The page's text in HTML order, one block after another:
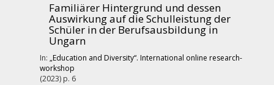
Familiärer Hintergrund und dessen
Auswirkung auf die Schulleistung der
Schüler in der Berufsausbildung in
Ungarn
In: „Education and Diversity“. International online research-
workshop
(2023) p. 6